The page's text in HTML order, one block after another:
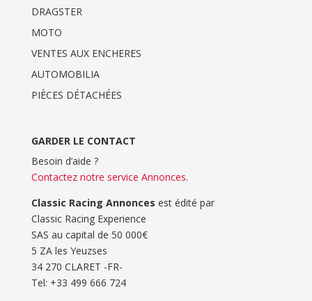
DRAGSTER
MOTO
VENTES AUX ENCHERES
AUTOMOBILIA
PIÈCES DÉTACHÉES
GARDER LE CONTACT
Besoin d’aide ?
Contactez notre service Annonces.
Classic Racing Annonces est édité par
Classic Racing Experience
SAS au capital de 50 000€
5 ZA les Yeuzses
34 270 CLARET -FR-
Tel: ‭+33 499 666 724‬